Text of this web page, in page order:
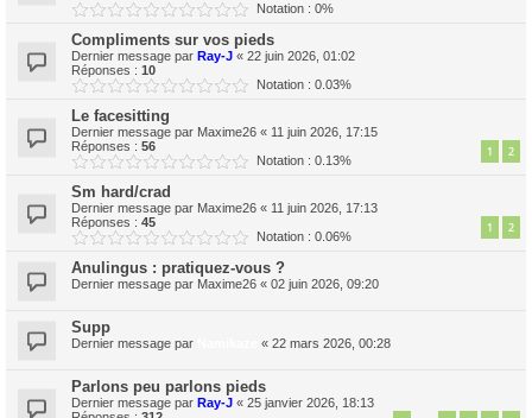
Notation : 0%
Compliments sur vos pieds
Dernier message par Ray-J « 22 juin 2026, 01:02
Réponses : 10
Notation : 0.03%
Le facesitting
Dernier message par Maxime26 « 11 juin 2026, 17:15
Réponses : 56 1 2
Notation : 0.13%
Sm hard/crad
Dernier message par Maxime26 « 11 juin 2026, 17:13
Réponses : 45 1 2
Notation : 0.06%
Anulingus : pratiquez-vous ?
Dernier message par Maxime26 « 02 juin 2026, 09:20
Supp
Dernier message par « 22 mars 2026, 00:28
Parlons peu parlons pieds
Dernier message par Ray-J « 25 janvier 2026, 18:13